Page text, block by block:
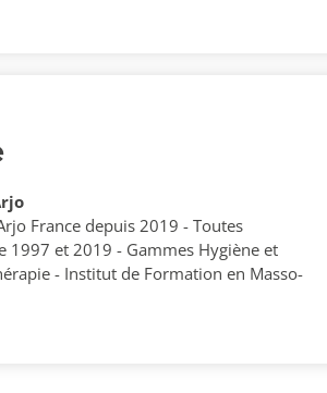
France depuis 2019 - Toutes
1997 et 2019 - Gammes Hygiène et
- Institut de Formation en Masso-